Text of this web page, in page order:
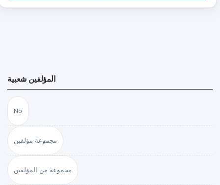
المؤلفين شعبية
No
مجموعة مؤلفين
مجموعة من المؤلفين